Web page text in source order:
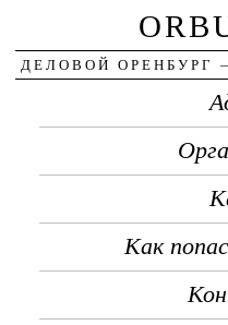
ДЕЛОВОЙ ОРЕНБУРГ
Как